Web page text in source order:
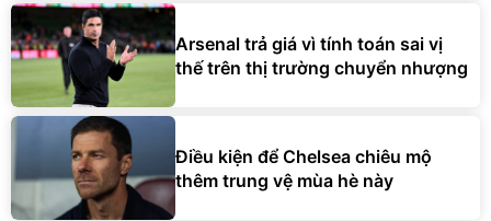
Arsenal trả giá vì tính toán sai vị
thế trên thị trường chuyển nhượng
Điều kiện để Chelsea chiêu mộ
thêm trung vệ mùa hè này